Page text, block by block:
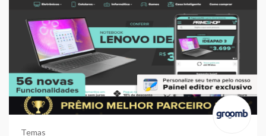
Temas